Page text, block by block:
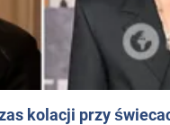
kolacji przy